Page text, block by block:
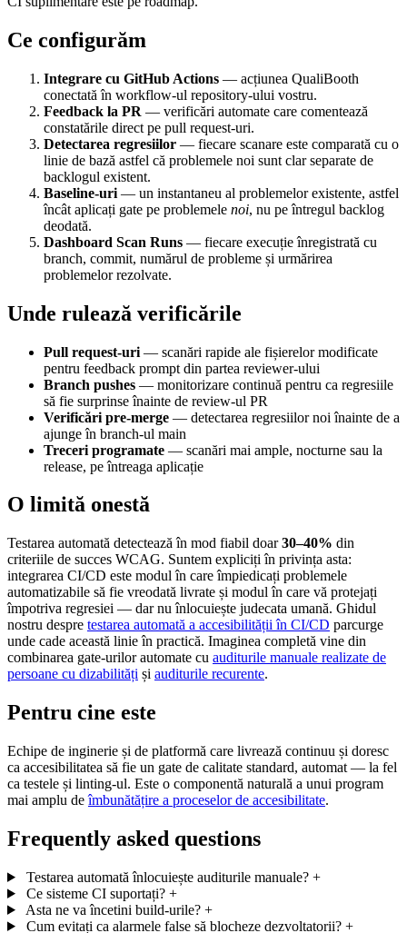
Ce configurăm
Integrare cu GitHub Actions — acțiunea QualiBooth
conectată în workflow-ul repository-ului vostru.
Feedback la PR — verificări automate care comentează
constatările direct pe pull request-uri.
Detectarea regresiilor — fiecare scanare este comparată cu o
linie de bază astfel că problemele noi sunt clar separate de
backlogul existent.
Baseline-uri — un instantaneu al problemelor existente, astfel
încât aplicați gate pe problemele noi, nu pe întregul backlog
deodată.
Dashboard Scan Runs — fiecare execuție înregistrată cu
branch, commit, numărul de probleme și urmărirea
problemelor rezolvate.
Unde rulează verificările
Pull request-uri — scanări rapide ale fișierelor modificate
pentru feedback prompt din partea reviewer-ului
Branch pushes — monitorizare continuă pentru ca regresiile
să fie surprinse înainte de review-ul PR
Verificări pre-merge — detectarea regresiilor noi înainte de a
ajunge în branch-ul main
Treceri programate — scanări mai ample, nocturne sau la
release, pe întreaga aplicație
O limită onestă
Testarea automată detectează în mod fiabil doar30–40% din
criteriile de succes WCAG. Suntem expliciți în privința asta:
integrarea CI/CD este modul în care împiedicați problemele
automatizabile să fie vreodată livrate și modul în care vă protejați
împotriva regresiei — dar nu înlocuiește judecata umană. Ghidul
nostru despre testarea automată a accesibilității în CI/CD parcurge
unde cade această linie în practică. Imaginea completă vine din
combinarea gate-urilor automate cu auditurile manuale realizate de
persoane cu dizabilități și auditurile recurente.
Pentru cine este
Echipe de inginerie și de platformă care livrează continuu și doresc
ca accesibilitatea să fie un gate de calitate standard, automat — la fel
ca testele și linting-ul. Este o componentă naturală a unui program
mai amplu deîmbunătățire a proceselor de accesibilitate.
Frequently asked questions
Testarea automată înlocuiește auditurile manuale? +
Ce sisteme CI suportați? +
Asta ne va încetini build-urile? +
Cum evitați ca alarmele false să blocheze dezvoltatorii? +